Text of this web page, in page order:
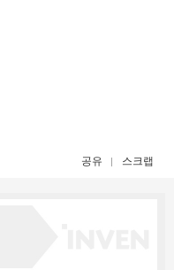
공유 스크랩